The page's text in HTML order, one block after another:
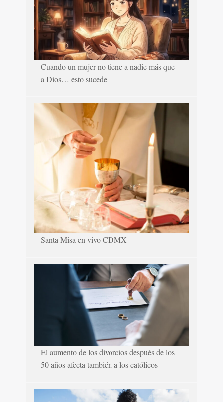
Cuando un mujer no tiene a nadie más que
a Dios… esto sucede
Santa Misa en vivo CDMX
El aumento de los divorcios después de los
50 años afecta también a los católicos